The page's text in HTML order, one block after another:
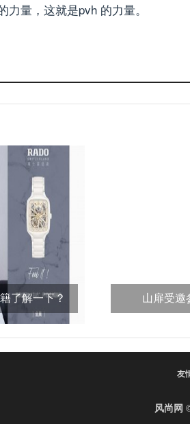
力量，这就是pvh 的力量。
了解一下？ 山扉受邀
友
风尚网